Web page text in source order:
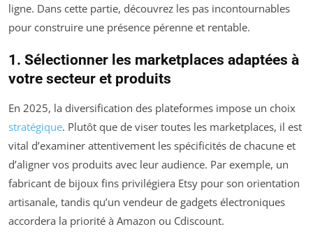
ligne. Dans cette partie, découvrez les pas incontournables
pour construire une présence pérenne et rentable.
1. Sélectionner les marketplaces adaptées à
votre secteur et produits
En 2025, la diversification des plateformes impose un choix
stratégique. Plutôt que de viser toutes les marketplaces, il est
vital d’examiner attentivement les spécificités de chacune et
d’aligner vos produits avec leur audience. Par exemple, un
fabricant de bijoux fins privilégiera Etsy pour son orientation
artisanale, tandis qu’un vendeur de gadgets électroniques
accordera la priorité à Amazon ou Cdiscount.